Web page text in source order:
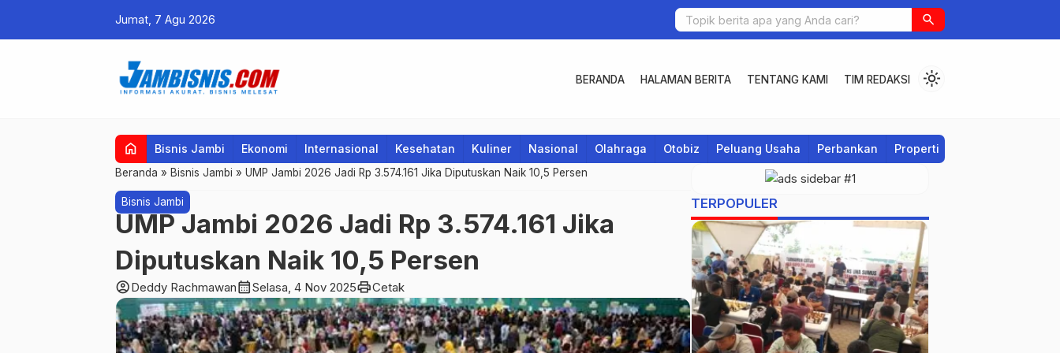
Jumat, 7 Agu 2026 search
BERANDA HALAMAN BERITA TENTANG KAMI TIM REDAKSI light_mode
home Bisnis Jambi Ekonomi Internasional Kesehatan Kuliner Nasional Olahraga Otobiz Peluang Usaha Perbankan Properti
Beranda » Bisnis Jambi » UMP Jambi 2026 Jadi Rp 3.574.161 Jika Diputuskan Naik 10,5 Persen
Bisnis Jambi
UMP Jambi 2026 Jadi Rp 3.574.161 Jika
Diputuskan Naik 10,5 Persen
account_circleDeddy Rachmawancalendar_monthSelasa, 4 Nov 2025printCetak
TERPOPULER